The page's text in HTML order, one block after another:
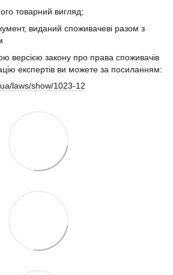
товарний вигляд;
виданий споживачеві разом з
версією закону про права споживачів
експертів ви можете за посиланням:
laws/show/1023-12